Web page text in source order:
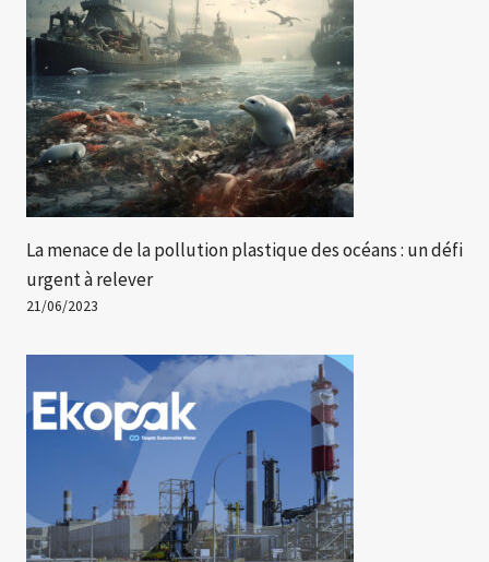
La menace de la pollution plastique des océans : un défi
urgent à relever
21/06/2023